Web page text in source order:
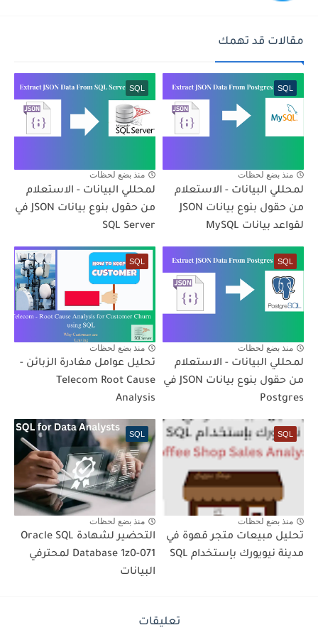
مقالات قد تهمك
SQL
منذ بضع لحظات
لمحللي البيانات - الاستعلام
من حقول بنوع بيانات JSON
لقواعد بيانات MySQL
SQL
منذ بضع لحظات
لمحللي البيانات - الاستعلام
من حقول بنوع بيانات JSON في
SQL Server
SQL
منذ بضع لحظات
لمحللي البيانات - الاستعلام
من حقول بنوع بيانات JSON في
Postgres
SQL
منذ بضع لحظات
تحليل عوامل مغادرة الزبائن -
Telecom Root Cause
Analysis
SQL
منذ بضع لحظات
تحليل مبيعات متجر قهوة في
مدينة نيويورك بإستخدام SQL
SQL
منذ بضع لحظات
التحضير لشهادة Oracle SQL
Database 1z0-071 لمحترفي
البيانات
تعليقات